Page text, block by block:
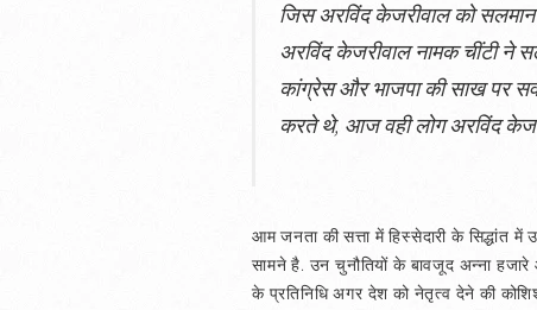
जिस अरविंद केजरीवाल को
अरविंद केजरीवाल नामक चींटी ने
कांग्रेस और भाजपा की साख पर
करते थे, आज वही लोग अरविंद
आम जनता की सत्ता में हिस्सेदारी के सिद्धांत
सामने है. उन चुनौतियों के बावजूद अन्ना
के प्रतिनिधि अगर देश को नेतृत्व देने की